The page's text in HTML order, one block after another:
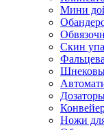
Мини
Скин
Ножи